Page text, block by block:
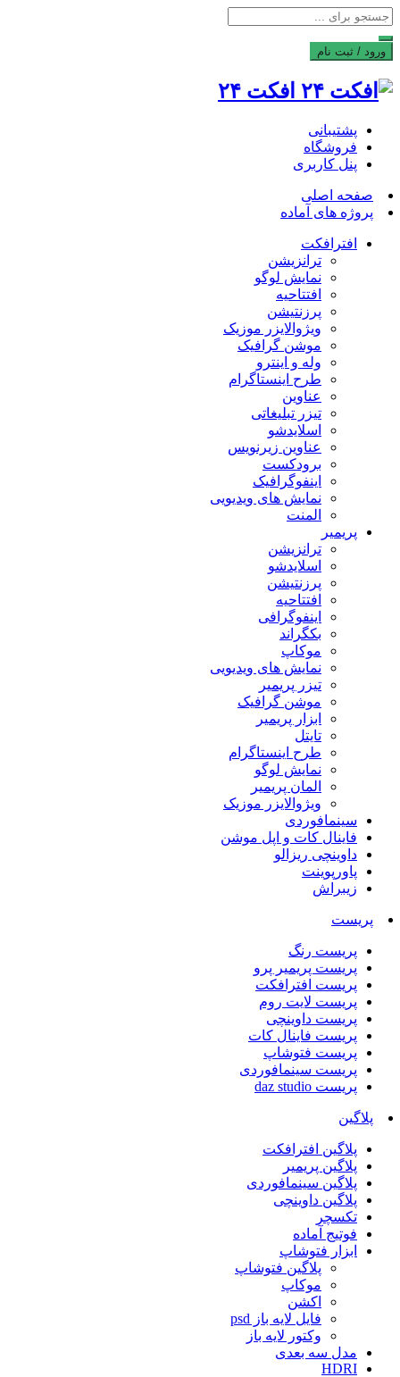
ورود / ثبت نام
افکت ۲۴
پشتیبانی
فروشگاه
پنل کاربری
صفحه اصلی
پروژه های آماده
افترافکت
ترانزیشن
نمایش لوگو
افتتاحیه
پرزنتیشن
ویژوالایزر موزیک
موشن گرافیک
وله و اینترو
طرح اینستاگرام
عناوین
تیزر تبلیغاتی
اسلایدشو
عناوین زیرنویس
برودکست
اینفوگرافیک
نمایش های ویدیویی
المنت
پریمیر
ترانزیشن
اسلایدشو
پرزنتیشن
افتتاحیه
اینفوگرافی
بکگراند
موکاپ
نمایش های ویدیویی
تیزر پریمیر
موشن گرافیک
ابزار پریمیر
تایتل
طرح اینستاگرام
نمایش لوگو
المان پریمیر
ویژوالایزر موزیک
سینمافوردی
فاینال کات و اپل موشن
داوینچی ریزالو
پاورپوینت
زیبراش
پریست
پریست رنگ
پریست پریمیر پرو
پریست افترافکت
پریست لایت روم
پریست داوینچی
پریست فاینال کات
پریست فتوشاپ
پریست سینمافوردی
پریست daz studio
پلاگین
پلاگین افترافکت
پلاگین پریمیر
پلاگین سینمافوردی
پلاگین داوینچی
تکسچر
فوتیج آماده
ابزار فتوشاپ
پلاگین فتوشاپ
موکاپ
اکشن
فایل لایه باز psd
وکتور لایه باز
مدل سه بعدی
HDRI